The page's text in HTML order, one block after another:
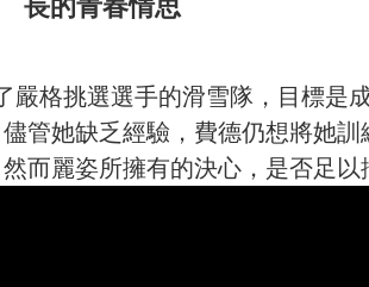
長的青春情思
格挑選選手的滑雪隊，目標是
管她缺乏經驗，費德仍想將她
而麗姿所擁有的決心，是否足